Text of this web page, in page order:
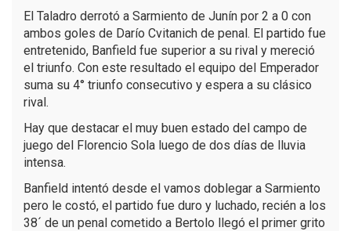
El Taladro derrotó a Sarmiento de Junín por 2 a 0 con
ambos goles de Darío Cvitanich de penal. El partido fue
entretenido, Banfield fue superior a su rival y mereció
el triunfo. Con este resultado el equipo del Emperador
suma su 4° triunfo consecutivo y espera a su clásico
rival.
Hay que destacar el muy buen estado del campo de
juego del Florencio Sola luego de dos días de lluvia
intensa.
Banfield intentó desde el vamos doblegar a Sarmiento
pero le costó, el partido fue duro y luchado, recién a los
38´ de un penal cometido a Bertolo llegó el primer grito